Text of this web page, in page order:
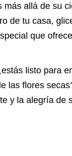
más allá de su
de tu casa,
que
listo para
las flores
y la alegría de